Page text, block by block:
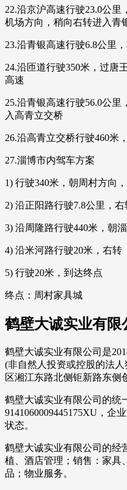
22.沿京沪高速行驶23.0公
机场方向，稍向右转进入青
23.沿青银高速行驶6.8公里
24.沿匝道行驶350米，过唐
高速
25.沿青银高速行驶56.0公
入高青立交桥
26.沿高青立交桥行驶460米
27.淄博市内驾车方案
1) 行驶340米，朝周村方向
2) 沿正阳路行驶7.8公里，
3) 沿周隆路行驶440米，朝
4) 沿米河路行驶20米，右转
5) 行驶20米，到达终点
终点：周村家具城
鹤壁大诚实业有限
鹤壁大诚实业有限公司是
(非自然人投资或控股的法
区湘江东路北侧钜新路东侧
鹤壁大诚实业有限公司的统
9141060009445175XU，企
状态。
鹤壁大诚实业有限公司的经
植、酒店管理；销售：家具
品；物业服务。